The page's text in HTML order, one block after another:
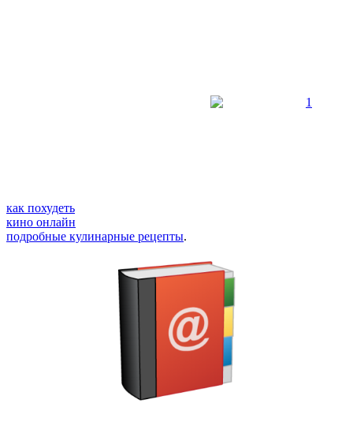
как похудеть
кино онлайн
подробные кулинарные рецепты.